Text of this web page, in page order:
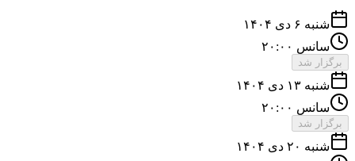
شنبه ۶ دی ۱۴۰۴
سانس ۲۰:۰۰
برگزار شد
شنبه ۱۳ دی ۱۴۰۴
سانس ۲۰:۰۰
برگزار شد
شنبه ۲۰ دی ۱۴۰۴